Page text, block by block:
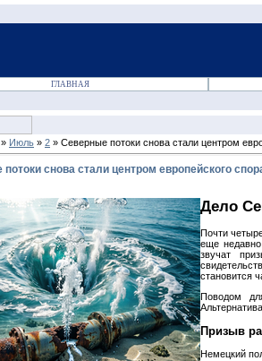
ГЛАВНАЯ
» Июль » 2 » Северные потоки снова стали центром
снова стали центром европейского
Дело
Почти
еще
звучат
становится
Поводом
Призыв
Немецкий